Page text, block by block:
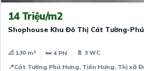
14 Triệu/m2
Shophouse Khu Đô Thị Cát Tường-
📐 130 m² 🛏 4 PN
🚿 3 WC
📍Cát Tường Phú Hưng, Tiến Hưng, Thị xã